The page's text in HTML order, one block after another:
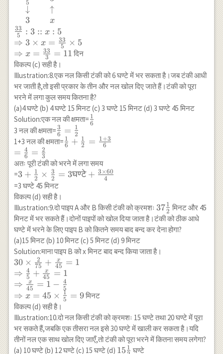
\Rightarrow
110+x=\frac{110
\times 45 \times
3}{55}=270 \\
\Rightarrow
x=270-110=160
\text{व्यक्ति}
& \text{दिन}
\\ \frac{33}
{5} & 5 \\
\downarrow
& \uparrow
\\ 3 & x
\end{array}
\\ \frac{33}
{5} : 3 :: x: 5
\\
\Rightarrow
3 \times
x=\frac{33}
{5} \times 5
\\
\Rightarrow
x=\frac{33}
{3}=11
5
↓
3
↑
x
5
33 : 3 :: x : 5
⇒ 3 × x = 5
33 × 5
⇒ x = 3
33 = 11 दिन
विकल्प (c) सही है।
Illustration:8.एक नल किसी टंकी को 6 घण्टे में भर सकता है।जब टंकी आधी
भर जाती है,तो इसी प्रकार के तीन और नल खोल दिए जाते हैं।टंकी को पूरा
भरने में लगा कुल समय कितना है?
(a)4 घण्टे (b) 4 घण्टे 15 मिनट (c) 3 घण्टे 15 मिनट (d) 3 घण्टे 45 मिनट
Solution:एक नल की क्षमता=\frac{1}
6
1
3 नल की क्षमता=\frac{3}
{6}=\frac{1}
{2}
6
3 = 2
1
1+3 नल की क्षमता=\frac{1}
{2}=\frac{1+3}
{6}\\ =\frac{4}
{6}=\frac{2}
6
1 + 2
1 = 6
1 +3
= 6
4 = 3
2
अतः पूरी टंकी को भरने में लगा समय
=3+\frac{1}
{2} \times
\frac{3}
{2}=3
\text{घण्टे}
+\frac{3
\times 60}
{4}
3 + 2
1 × 2
3 = 3घण्टे + 4
3 ×60
=3 घण्टे 45 मिनट
विकल्प (d) सही है।
Illustration:9.दो पाइप A और B किसी टंकी को क्रमशः 37
\frac{1}
{2}
372
1 मिनट और 45
मिनट में भर सकते हैं।दोनों पाइपों को खोल दिया जाता है।टंकी को ठीक आधे
घण्टे में भरने के लिए पाइप B को कितने समय बाद बन्द कर देना होगा?
(a)15 मिनट (b) 10 मिनट (c) 5 मिनट (d) 9 मिनट
Solution:माना पाइप B को x मिनट बाद बन्द किया जाता है।
30 \times
\frac{2}
{75}+\frac{x}
{45}=1 \\
\Rightarrow
\frac{4}
{5}+\frac{x}
{45}=1 \\
\Rightarrow
30 × 75
2 + 45
x = 1
⇒ 5
4 + 45
x = 1
⇒ 45
x = 1 − 5
4
⇒ x = 45 × 5
1 = 9मिनट
विकल्प (d) सही है।
Illustration:10.दो नल किसी टंकी को क्रमशः 15 घण्टे तथा 20 घण्टे में पूरा
भर सकते हैं,जबकि एक तीसरा नल इसे 30 घण्टे में खाली कर सकता है।यदि
तीनों नल एक साथ खोल दिए जाएँ,तो टंकी को पूरा भरने में कितना समय लगेगा?
(a) 10 घण्टे (b) 12 घण्टे (c) 15 घण्टे (d) 15
15 1 घण्टे